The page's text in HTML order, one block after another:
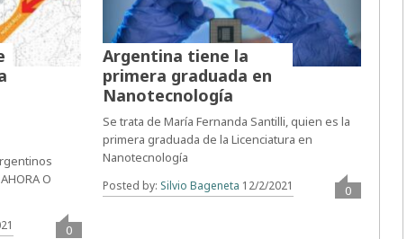
O
0
Argentina tiene la
primera graduada en
Nanotecnología
Se trata de María Fernanda Santilli, quien es la
primera graduada de la Licenciatura en
Nanotecnología
Posted by: Silvio Bageneta 12/2/2021 0